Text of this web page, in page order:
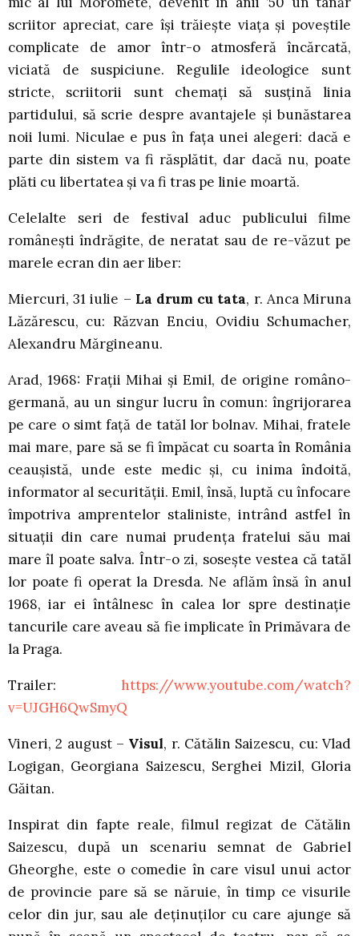
scriitor apreciat, care își trăiește viața și poveștile
complicate de amor într-o atmosferă încărcată,
viciată de suspiciune. Regulile ideologice sunt
stricte, scriitorii sunt chemați să susțină linia
partidului, să scrie despre avantajele și bunăstarea
noii lumi. Niculae e pus în fața unei alegeri: dacă e
parte din sistem va fi răsplătit, dar dacă nu, poate
plăti cu libertatea și va fi tras pe linie moartă.
Celelalte seri de festival aduc publicului filme
românești îndrăgite, de neratat sau de re-văzut pe
marele ecran din aer liber:
Miercuri, 31 iulie – La drum cu tata, r. Anca Miruna
Lăzărescu, cu: Răzvan Enciu, Ovidiu Schumacher,
Alexandru Mărgineanu.
Arad, 1968: Frații Mihai și Emil, de origine româno-
germană, au un singur lucru în comun: îngrijorarea
pe care o simt față de tatăl lor bolnav. Mihai, fratele
mai mare, pare să se fi împăcat cu soarta în România
ceaușistă, unde este medic și, cu inima îndoită,
informator al securității. Emil, însă, luptă cu înfocare
împotriva amprentelor staliniste, intrând astfel în
situații din care numai prudența fratelui său mai
mare îl poate salva. Într-o zi, sosește vestea că tatăl
lor poate fi operat la Dresda. Ne aflăm însă în anul
1968, iar ei întâlnesc în calea lor spre destinație
tancurile care aveau să fie implicate în Primăvara de
la Praga.
Trailer: https://www.youtube.com/watch?
v=UJGH6QwSmyQ
Vineri, 2 august – Visul, r. Cătălin Saizescu, cu: Vlad
Logigan, Georgiana Saizescu, Serghei Mizil, Gloria
Găitan.
Inspirat din fapte reale, filmul regizat de Cătălin
Saizescu, după un scenariu semnat de Gabriel
Gheorghe, este o comedie în care visul unui actor
de provincie pare să se năruie, în timp ce visurile
celor din jur, sau ale deținuților cu care ajunge să